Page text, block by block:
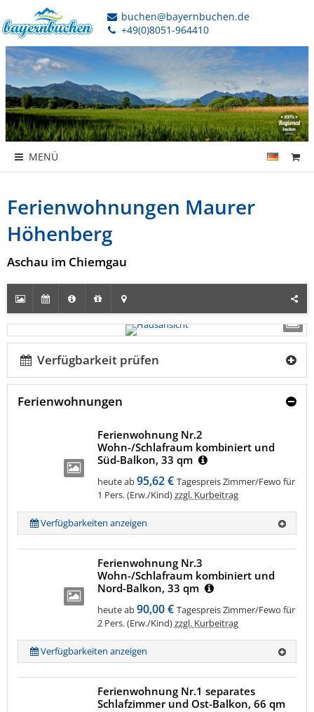
buchen@bayernbuchen.de
+49(0)8051-964410
MENÜ
Ferienwohnungen Maurer
Höhenberg
Aschau im Chiemgau
Verfügbarkeit prüfen
Ferienwohnungen
Ferienwohnung Nr.2
Wohn-/Schlafraum kombiniert und
Süd-Balkon, 33 qm
heute ab95,62 € Tagespreis Zimmer/Fewo für
1 Pers. (Erw./Kind)zzgl. Kurbeitrag
Verfügbarkeiten anzeigen
Ferienwohnung Nr.3
Wohn-/Schlafraum kombiniert und
Nord-Balkon, 33 qm
heute ab90,00 € Tagespreis Zimmer/Fewo für
2 Pers. (Erw./Kind)zzgl. Kurbeitrag
Verfügbarkeiten anzeigen
Ferienwohnung Nr.1 separates
Schlafzimmer und Ost-Balkon, 66 qm